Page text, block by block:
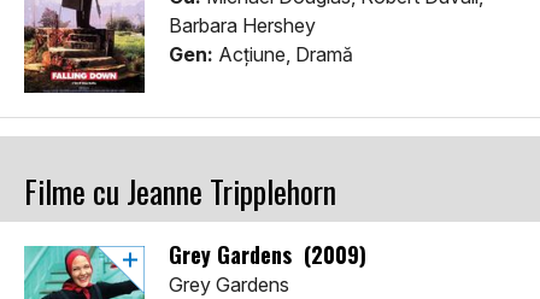
Barbara Hershey
Gen: Acţiune, Dramă
Filme cu Jeanne Tripplehorn
Grey Gardens (2009)
Grey Gardens